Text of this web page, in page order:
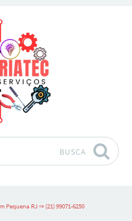
BUSCA
Pequena RJ ⇒ (21) 99071-6250